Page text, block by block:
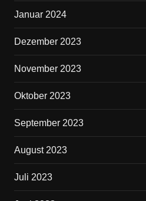
Januar 2024
Dezember 2023
November 2023
Oktober 2023
September 2023
August 2023
Juli 2023